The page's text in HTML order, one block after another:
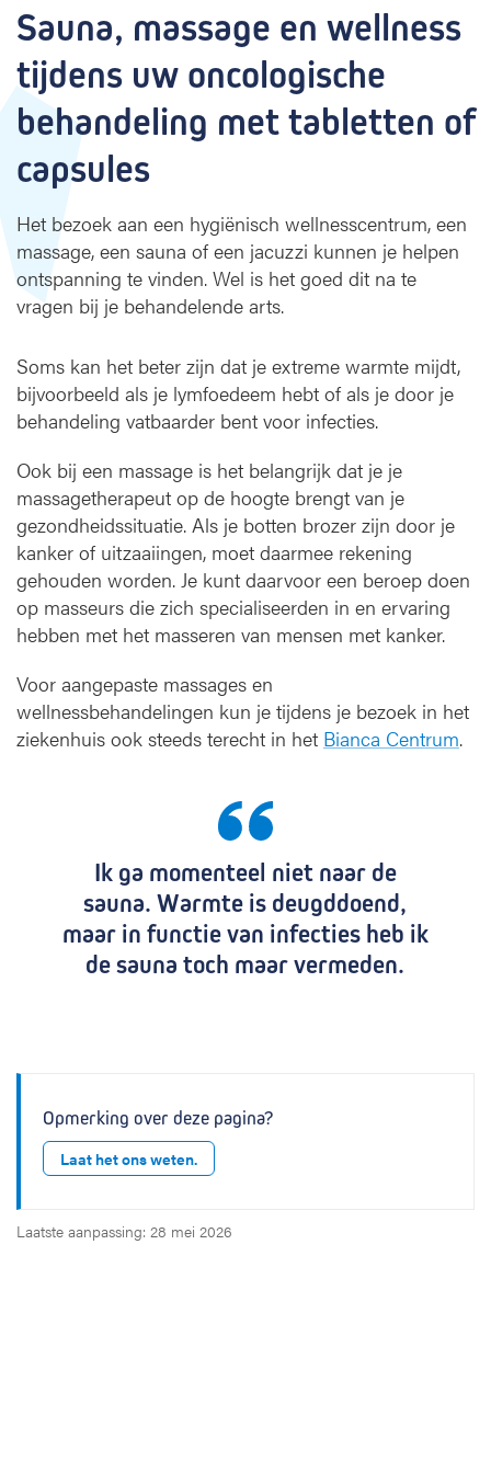
w
e
n
e
Sauna, massage en wellness
tijdens uw oncologische
behandeling met tabletten of
capsules
Het bezoek aan een hygiënisch wellnesscentrum, een
massage, een sauna of een jacuzzi kunnen je helpen
ontspanning te vinden. Wel is het goed dit na te
vragen bij je behandelende arts.
Soms kan het beter zijn dat je extreme warmte mijdt,
bijvoorbeeld als je lymfoedeem hebt of als je door je
behande­ling vatbaarder bent voor infecties.
Ook bij een massage is het belangrijk dat je je
massagetherapeut op de hoogte brengt van je
gezondheidssituatie. Als je botten brozer zijn door je
kanker of uitzaaiingen, moet daarmee rekening
gehouden worden. Je kunt daarvoor een beroep doen
op masseurs die zich specialiseerden in en ervaring
hebben met het masseren van mensen met kanker.
Voor aangepaste massages en
wellnessbehandelingen kun je tijdens je bezoek in het
ziekenhuis ook steeds terecht in het Bianca Centrum.
Ik ga momenteel niet naar de
sauna. Warmte is deugddoend,
maar in functie van infecties heb ik
de sauna toch maar vermeden.
Opmerking over deze pagina?
Laat het ons weten.
Laatste aanpassing: 28 mei 2026